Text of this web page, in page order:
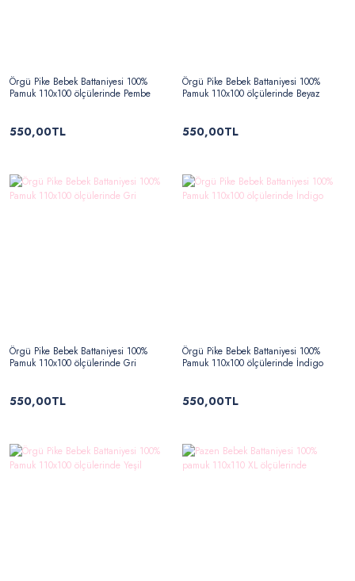
Örgü Pike Bebek Battaniyesi 100%
Pamuk 110x100 ölçülerinde Pembe
550,00TL
Örgü Pike Bebek Battaniyesi 100%
Pamuk 110x100 ölçülerinde Beyaz
550,00TL
Örgü Pike Bebek Battaniyesi 100%
Pamuk 110x100 ölçülerinde Gri
550,00TL
Örgü Pike Bebek Battaniyesi 100%
Pamuk 110x100 ölçülerinde İndigo
550,00TL